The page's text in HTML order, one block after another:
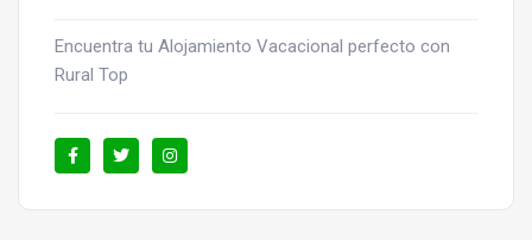
Encuentra tu Alojamiento Vacacional perfecto con
Rural Top